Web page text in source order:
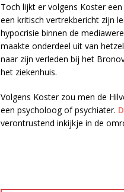
Toch lijkt er volgens Koster
een kritisch vertrekbericht zijn
hypocrisie binnen de
maakte onderdeel uit van
naar zijn verleden bij het
het ziekenhuis.
Volgens Koster zou men de
een psycholoog of psychiater.
verontrustend inkijkje in de